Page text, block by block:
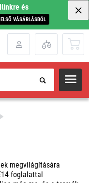
és
VÁSÁRLÁSBÓL
megvilágítására
foglalattal